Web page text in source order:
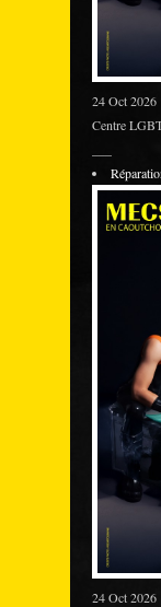
24 Oct 2026
Centre
24 Oct 2026